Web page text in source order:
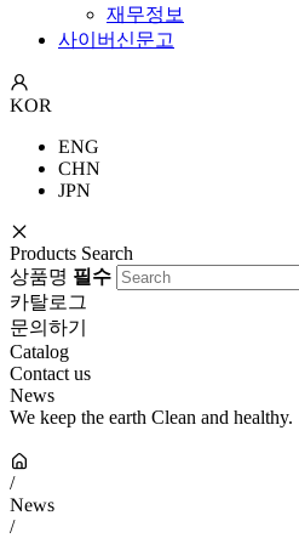
재무정보
사이버신문고
KOR
ENG
CHN
JPN
Products Search
상품명 필수
카탈로그
문의하기
Catalog
Contact us
News
We keep the earth Clean and healthy.
/
News
/